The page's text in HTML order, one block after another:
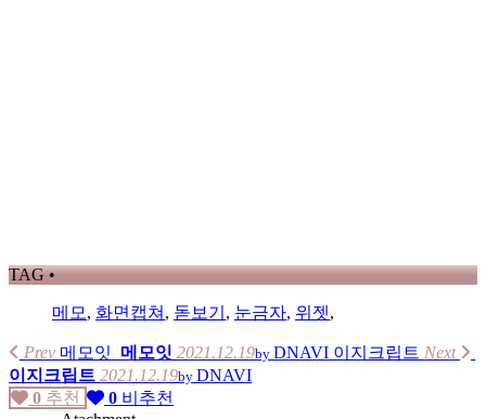
TAG •
메모 , 화면캡쳐 , 돋보기 , 눈금자, 위젯,
Prev 메모잇 메모잇 2021.12.19by DNAVI 이지크립트 Next
이지크립트 2021.12.19by DNAVI
0 추천 0 비추천